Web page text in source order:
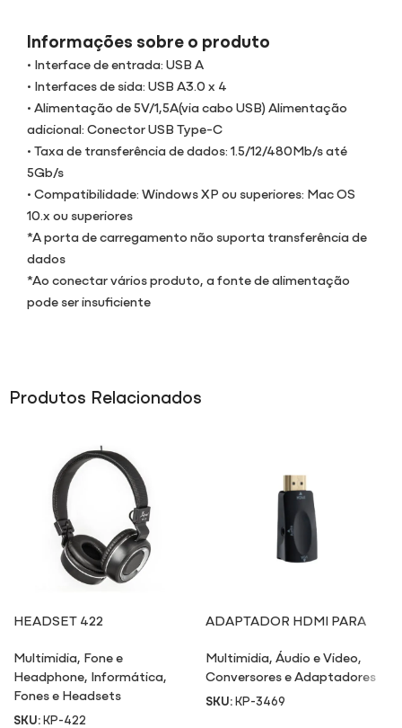
Informações sobre o produto
• Interface de entrada: USB A
• Interfaces de sida: USB A3.0 x 4
• Alimentação de 5V/1,5A(via cabo USB) Alimentação
adicional: Conector USB Type-C
• Taxa de transferência de dados: 1.5/12/480Mb/s até
5Gb/s
• Compatibilidade: Windows XP ou superiores: Mac OS
10.x ou superiores
*A porta de carregamento não suporta transferência de
dados
*Ao conectar vários produto, a fonte de alimentação
pode ser insuficiente
Produtos Relacionados
HEADSET 422
Multimidia, Fone e
Headphone, Informática,
Fones e Headsets
SKU:KP-422
ADAPTADOR HDMI PARA
ÁUDIO
Multimidia,Áudio e Video,
Conversores e Adaptadores
SKU:KP-3469